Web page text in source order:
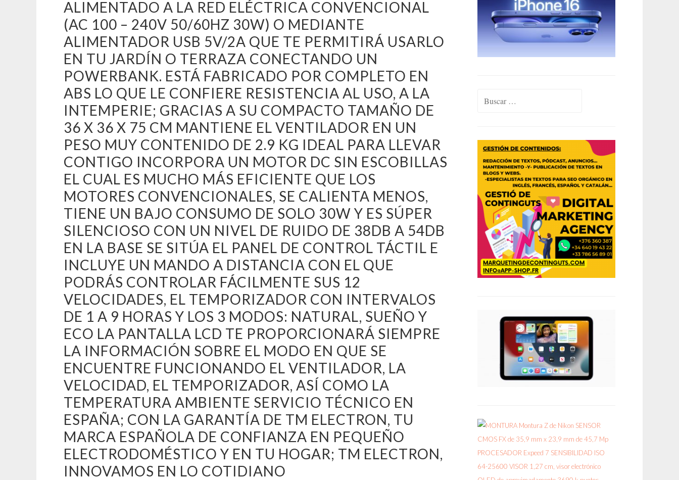
ALIMENTADO A LA RED ELÉCTRICA CONVENCIONAL
(AC 100 – 240V 50/60HZ 30W) O MEDIANTE
ALIMENTADOR USB 5V/2A QUE TE PERMITIRÁ USARLO
EN TU JARDÍN O TERRAZA CONECTANDO UN
POWERBANK. ESTÁ FABRICADO POR COMPLETO EN
ABS LO QUE LE CONFIERE RESISTENCIA AL USO, A LA
INTEMPERIE; GRACIAS A SU COMPACTO TAMAÑO DE
36 X 36 X 75 CM MANTIENE EL VENTILADOR EN UN
PESO MUY CONTENIDO DE 2.9 KG IDEAL PARA LLEVAR
CONTIGO INCORPORA UN MOTOR DC SIN ESCOBILLAS
EL CUAL ES MUCHO MÁS EFICIENTE QUE LOS
MOTORES CONVENCIONALES, SE CALIENTA MENOS,
TIENE UN BAJO CONSUMO DE SOLO 30W Y ES SÚPER
SILENCIOSO CON UN NIVEL DE RUIDO DE 38DB A 54DB
EN LA BASE SE SITÚA EL PANEL DE CONTROL TÁCTIL E
INCLUYE UN MANDO A DISTANCIA CON EL QUE
PODRÁS CONTROLAR FÁCILMENTE SUS 12
VELOCIDADES, EL TEMPORIZADOR CON INTERVALOS
DE 1 A 9 HORAS Y LOS 3 MODOS: NATURAL, SUEÑO Y
ECO LA PANTALLA LCD TE PROPORCIONARÁ SIEMPRE
LA INFORMACIÓN SOBRE EL MODO EN QUE SE
ENCUENTRE FUNCIONANDO EL VENTILADOR, LA
VELOCIDAD, EL TEMPORIZADOR, ASÍ COMO LA
TEMPERATURA AMBIENTE SERVICIO TÉCNICO EN
ESPAÑA; CON LA GARANTÍA DE TM ELECTRON, TU
MARCA ESPAÑOLA DE CONFIANZA EN PEQUEÑO
ELECTRODOMÉSTICO Y EN TU HOGAR; TM ELECTRON,
INNOVAMOS EN LO COTIDIANO